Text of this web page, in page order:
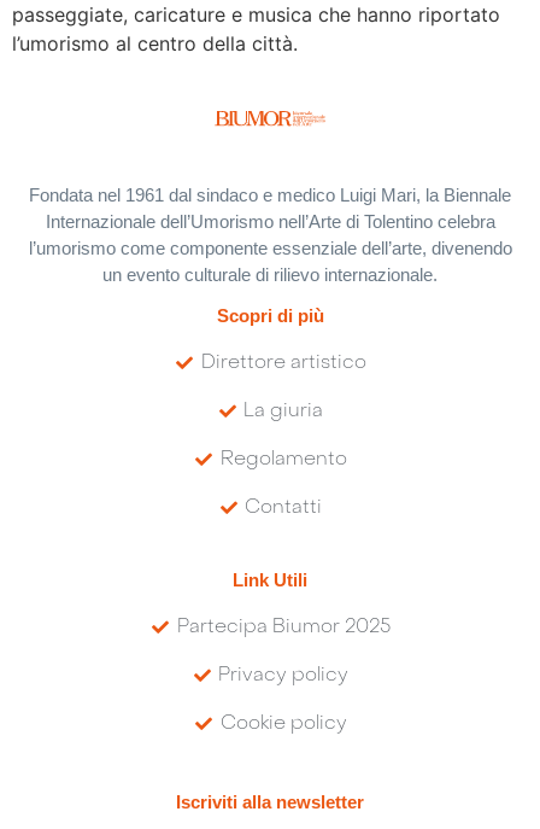
passeggiate, caricature e musica che hanno riportato
l’umorismo al centro della città.
Fondata nel 1961 dal sindaco e medico Luigi Mari, la Biennale
Internazionale dell’Umorismo nell’Arte di Tolentino celebra
l’umorismo come componente essenziale dell’arte, divenendo
un evento culturale di rilievo internazionale.
Scopri di più
Direttore artistico
La giuria
Regolamento
Contatti
Link Utili
Partecipa Biumor 2025
Privacy policy
Cookie policy
Iscriviti alla newsletter